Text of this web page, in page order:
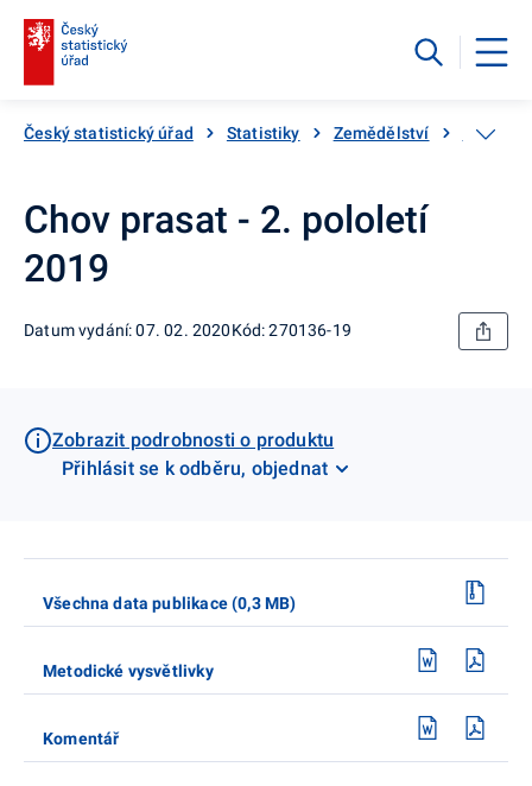
Český statistický úřad Statistiky Zemědělství
Chov prasat - 2. pololetí
2019
Datum vydání: 07. 02. 2020Kód: 270136-19
Zobrazit podrobnosti o produktu
Přihlásit se k odběru, objednat
Všechna data publikace (0,3 MB)
Metodické vysvětlivky
Komentář